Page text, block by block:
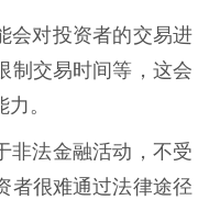
会对投资者的交易进
制交易时间等，这会
。
非法金融活动，不受
者很难通过法律途径